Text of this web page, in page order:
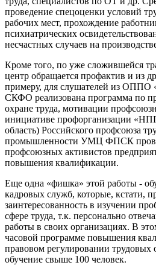
проведение спецоценки условий
рабочих мест, прохождение
психиатрических
несчастных случаев на
Кроме того, по уже сложившейся
центр обращается профактив и из
примеру, для слушателей из
СКФО реализована программа по
охране труда, мотивации
инициативе профорганизации
область) Российского профсоюза
промышленности УМЦ ФПСК
профсоюзных активистов
повышения квалификации.
Еще одна «фишка» этой работы -
кадровых служб, которые, кстати,
заинтересованность в изучении
сфере труда, т.к. персонально
работы в своих организациях. В
часовой программе повышения
правовом регулировании
обучение свыше 100 человек.